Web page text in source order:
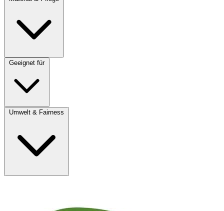
Geeignet für
Umwelt & Fairness